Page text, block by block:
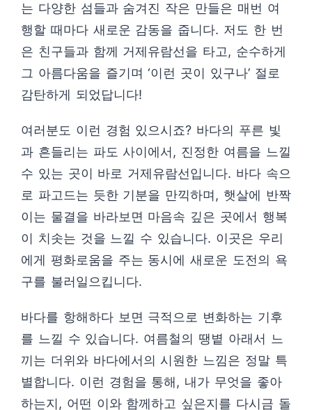
는 다양한 섬들과 숨겨진 작은 만들은 매번 여
행할 때마다 새로운 감동을 줍니다. 저도 한 번
은 친구들과 함께 거제유람선을 타고, 순수하게
그 아름다움을 즐기며 ‘이런 곳이 있구나’ 절로
감탄하게 되었답니다!
여러분도 이런 경험 있으시죠? 바다의 푸른 빛
과 흔들리는 파도 사이에서, 진정한 여름을 느낄
수 있는 곳이 바로 거제유람선입니다. 바다 속으
로 파고드는 듯한 기분을 만끽하며, 햇살에 반짝
이는 물결을 바라보면 마음속 깊은 곳에서 행복
이 치솟는 것을 느낄 수 있습니다. 이곳은 우리
에게 평화로움을 주는 동시에 새로운 도전의 욕
구를 불러일으킵니다.
바다를 항해하다 보면 극적으로 변화하는 기후
를 느낄 수 있습니다. 여름철의 땡볕 아래서 느
끼는 더위와 바다에서의 시원한 느낌은 정말 특
별합니다. 이런 경험을 통해, 내가 무엇을 좋아
하는지, 어떤 이와 함께하고 싶은지를 다시금 돌